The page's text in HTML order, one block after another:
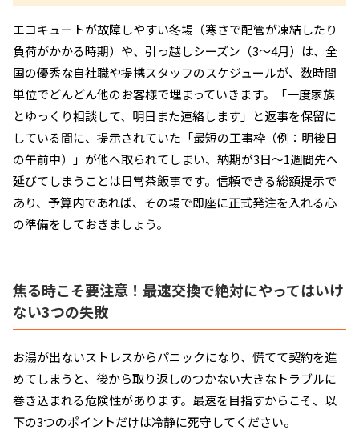
エコキュートが故障しやすい冬場（寒さで配管が凍結したり
負荷がかかる時期）や、引っ越しシーズン（3〜4月）は、全
国の優秀な自社職や提携スタッフのスケジュールが、数時間
単位でどんどん他のお客様で埋まっていきます。「一度家族
とゆっくり相談して、明日また連絡します」と返事を保留に
している間に、提示されていた「最短の工事枠（例：明後日
の午前中）」が他へ取られてしまい、納期が3日〜1週間先へ
延びてしまうことは日常茶飯事です。信頼できる総額提示で
あり、予算内であれば、その場で即座に正式発注を入れる心
の準備をしておきましょう。
焦る時こそ要注意！最速交換で絶対にやってはいけ
ない3つの失敗
お湯が出ないストレスからパニックになり、慌てて契約を進
めてしまうと、後から取り返しのつかない大きなトラブルに
巻き込まれる危険性があります。最速を目指すからこそ、以
下の3つのポイントだけは冷静に死守してください。